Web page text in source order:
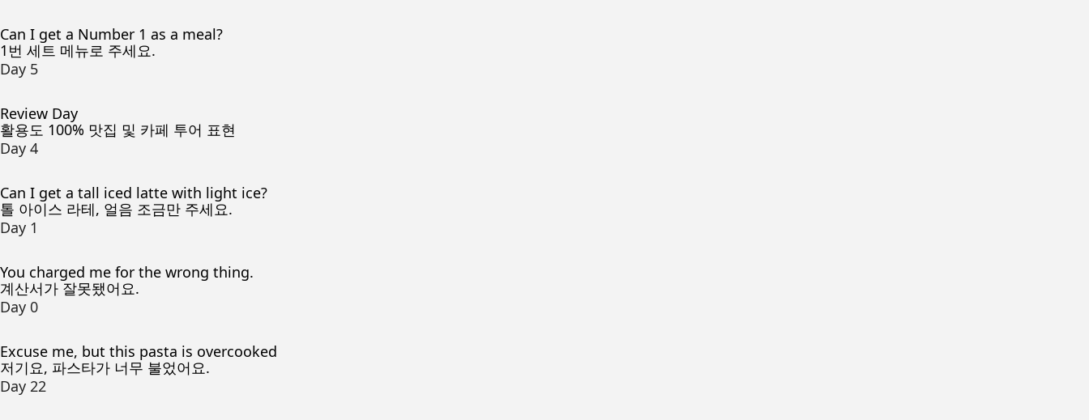
Can I get a Number 1 as a meal?
1번 세트 메뉴로 주세요.
Day 5
Review Day
활용도 100% 맛집 및 카페 투어 표현
Day 4
Can I get a tall iced latte with light ice?
톨 아이스 라테, 얼음 조금만 주세요.
Day 1
You charged me for the wrong thing.
계산서가 잘못됐어요.
Day 0
Excuse me, but this pasta is overcooked
저기요, 파스타가 너무 불었어요.
Day 22